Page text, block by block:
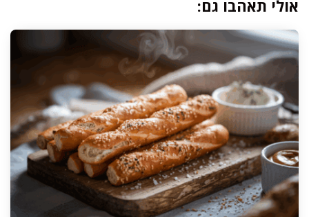
אולי תאהבו גם: